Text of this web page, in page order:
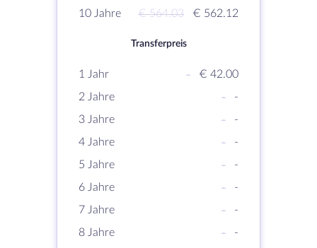
10 Jahre
€ 564.03 € 562.12
Transferpreis
1 Jahr -
€ 42.00
2 Jahre
-
-
3 Jahre
-
-
4 Jahre
-
-
5 Jahre
-
-
6 Jahre
-
-
7 Jahre
-
-
8 Jahre
-
-